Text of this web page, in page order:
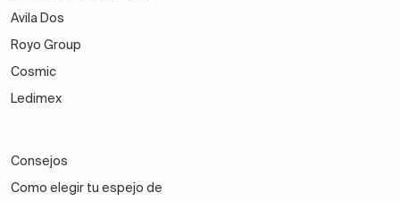
Avila Dos
Royo Group
Cosmic
Ledimex
Consejos
Como elegir tu espejo de